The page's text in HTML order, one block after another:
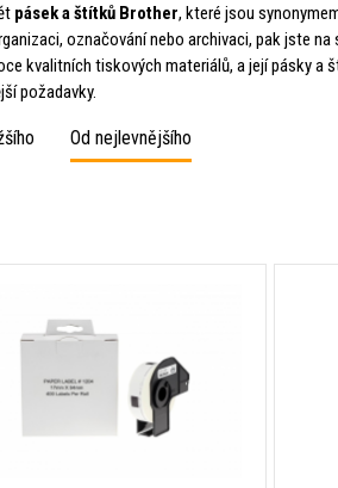
pásek a štítků Brother, které jsou
označování nebo archivaci, pak jste
kvalitních tiskových materiálů, a její pásky a
požadavky.
Od nejlevnějšího